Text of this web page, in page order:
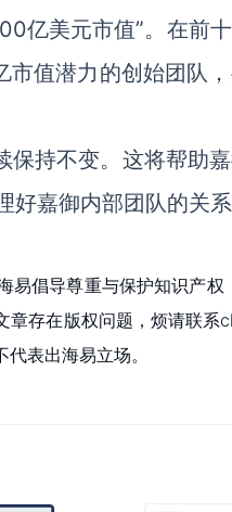
亿美元市值”。在前
值潜力的创始团队
保持不变。这将帮助
好嘉御内部团队的关
易倡导尊重与保护知识产
存在版权问题，烦请联系
表出海易立场。